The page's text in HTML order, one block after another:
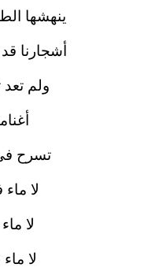
ينهشها
أشجارنا
ولم تعد
تسرح
لا
لا
لا